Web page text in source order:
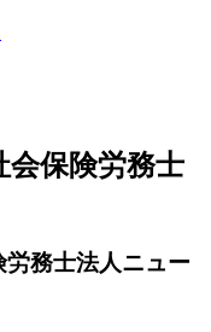
会保険労務士
務士法人ニュー